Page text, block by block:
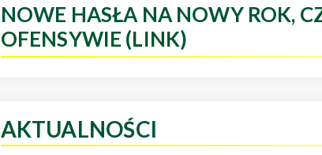
NOWE HASŁA NA NOWY ROK,
OFENSYWIE (LINK)
AKTUALNOŚCI